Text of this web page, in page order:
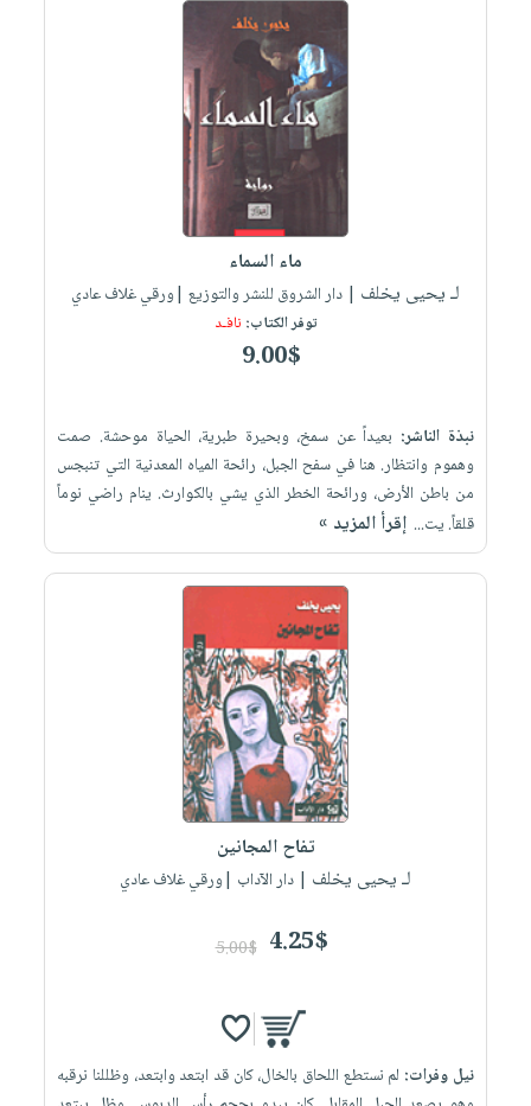
ماء السماء
لـ يحيى يخلف | دار الشروق للنشر والتوزيع |ورقي غلاف عادي
توفر الكتاب: نافـد
9.00$
نبذة الناشر: بعيداً عن سمخ، وبحيرة طبرية، الحياة موحشة. صمت
وهموم وانتظار. هنا في سفح الجبل، رائحة المياه المعدنية التي تنبجس
من باطن الأرض، ورائحة الخطر الذي يشي بالكوارث. ينام راضي نوماً
قلقاً. يت... إقرأ المزيد »
تفاح المجانين
لـ يحيى يخلف | دار الآداب |ورقي غلاف عادي
4.25$
5.00$
نيل وفرات: لم نستطع اللحاق بالخال، كان قد ابتعد وابتعد، وظللنا نرقبه